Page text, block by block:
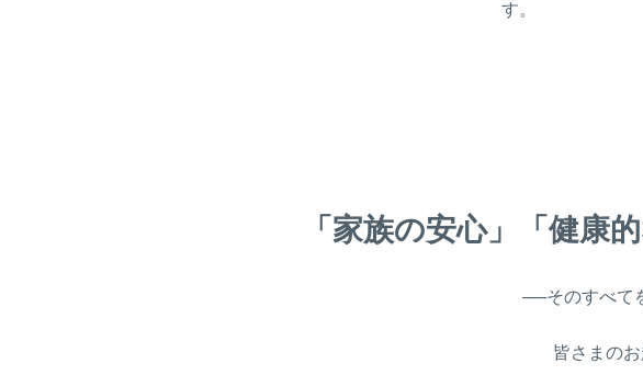
す。
「 家族の安心」「健康
──そのすべて
皆さまの